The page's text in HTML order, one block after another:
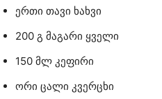
ერთი თავი ხახვი
200 გ მაგარი ყველი
150 მლ კეფირი
ორი ცალი კვერცხი